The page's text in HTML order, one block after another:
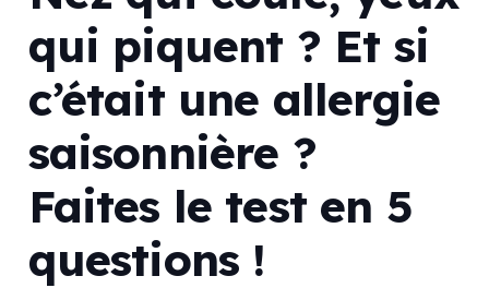
qui piquent ? Et si
c’était une allergie
saisonnière ?
Faites le test en 5
questions !